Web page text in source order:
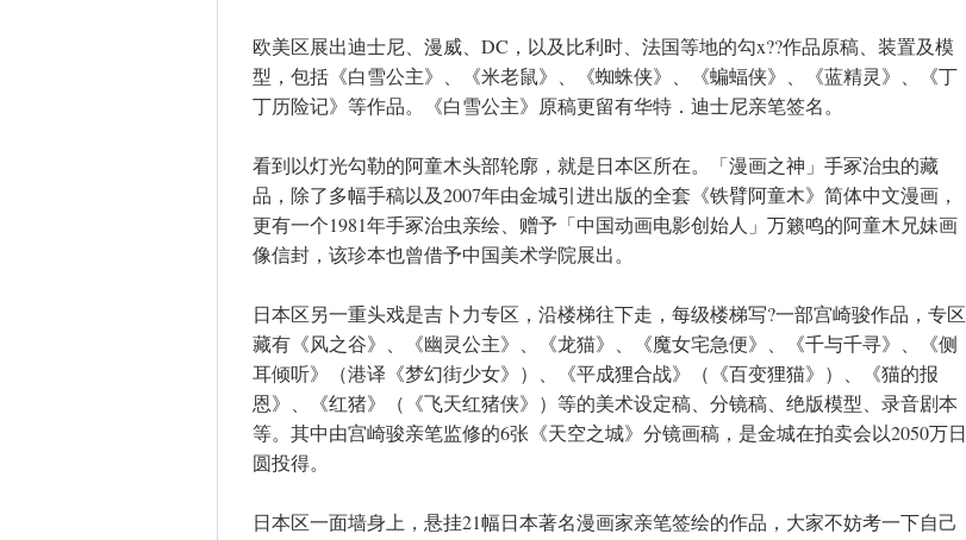
欧美区展出迪士尼、漫威、DC，以及比利时、法国等地的勾x??作品原稿、装置及模
型，包括《白雪公主》、《米老鼠》、《蜘蛛侠》、《蝙蝠侠》、《蓝精灵》、《丁
丁历险记》等作品。《白雪公主》原稿更留有华特．迪士尼亲笔签名。
看到以灯光勾勒的阿童木头部轮廓，就是日本区所在。「漫画之神」手冢治虫的藏
品，除了多幅手稿以及2007年由金城引进出版的全套《铁臂阿童木》简体中文漫画，
更有一个1981年手冢治虫亲绘、赠予「中国动画电影创始人」万籁鸣的阿童木兄妹画
像信封，该珍本也曾借予中国美术学院展出。
日本区另一重头戏是吉卜力专区，沿楼梯往下走，每级楼梯写?一部宫崎骏作品，专区
藏有《风之谷》、《幽灵公主》、《龙猫》、《魔女宅急便》、《千与千寻》、《侧
耳倾听》（港译《梦幻街少女》）、《平成狸合战》（《百变狸猫》）、《猫的报
恩》、《红猪》（《飞天红猪侠》）等的美术设定稿、分镜稿、绝版模型、录音剧本
等。其中由宫崎骏亲笔监修的6张《天空之城》分镜画稿，是金城在拍卖会以2050万日
圆投得。
日本区一面墙身上，悬挂21幅日本著名漫画家亲笔签绘的作品，大家不妨考一下自己